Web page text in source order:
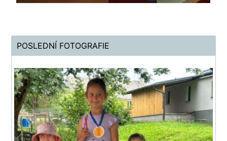
POSLEDNÍ FOTOGRAFIE